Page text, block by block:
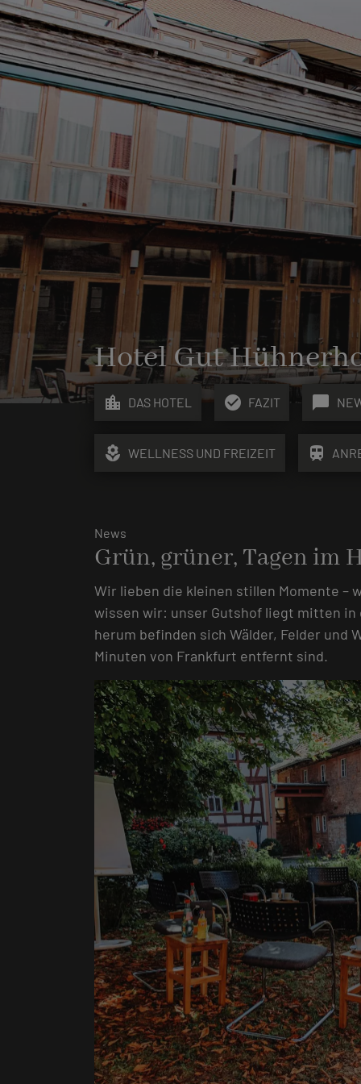
Hotel Gut
location_city DAS HOTEL check_circle FAZIT chat_bubble
local_florist WELLNESS UND FREIZEIT train
News
Grün, grüner, Tagen im
Wir lieben die kleinen stillen Momente –
wissen wir: unser Gutshof liegt mitten in
herum befinden sich Wälder, Felder und
Minuten von Frankfurt entfernt sind.